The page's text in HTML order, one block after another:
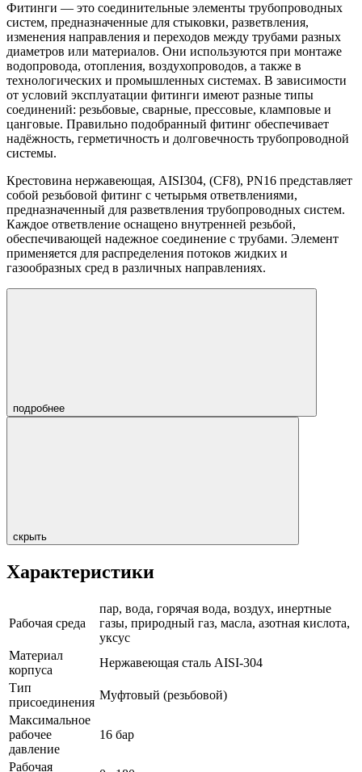
Фитинги — это соединительные элементы трубопроводных
систем, предназначенные для стыковки, разветвления,
изменения направления и переходов между трубами разных
диаметров или материалов. Они используются при монтаже
водопровода, отопления, воздухопроводов, а также в
технологических и промышленных системах. В зависимости
от условий эксплуатации фитинги имеют разные типы
соединений: резьбовые, сварные, прессовые, кламповые и
цанговые. Правильно подобранный фитинг обеспечивает
надёжность, герметичность и долговечность трубопроводной
системы.
Крестовина нержавеющая, AISI304, (CF8), PN16 представляет
собой резьбовой фитинг с четырьмя ответвлениями,
предназначенный для разветвления трубопроводных систем.
Каждое ответвление оснащено внутренней резьбой,
обеспечивающей надежное соединение с трубами. Элемент
применяется для распределения потоков жидких и
газообразных сред в различных направлениях.
подробнее
скрыть
Характеристики
Рабочая среда
пар, вода, горячая вода, воздух, инертные
газы, природный газ, масла, азотная кислота,
уксус
Материал
корпуса
Нержавеющая сталь AISI-304
Тип
присоединения
Муфтовый (резьбовой)
Максимальное
рабочее
давление
16 бар
Рабочая